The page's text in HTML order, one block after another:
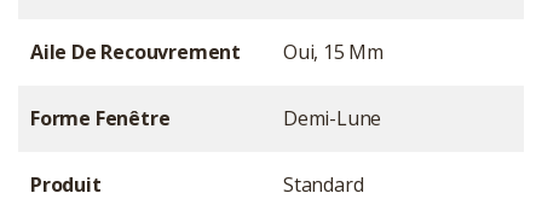
Aile De Recouvrement Oui, 15 Mm
Forme Fenêtre Demi-Lune
Produit Standard